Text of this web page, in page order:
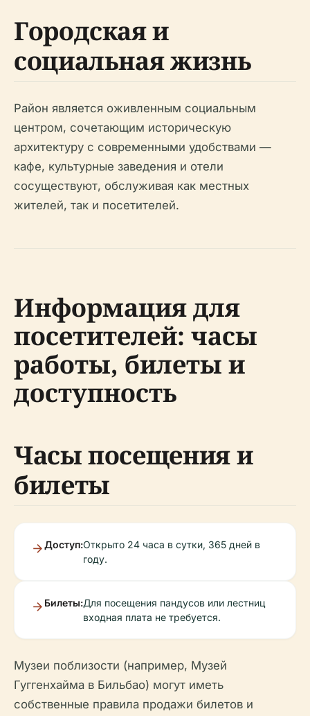
Городская и
социальная жизнь
Район является оживленным социальным
центром, сочетающим историческую
архитектуру с современными удобствами —
кафе, культурные заведения и отели
сосуществуют, обслуживая как местных
жителей, так и посетителей.
Информация для
посетителей: часы
работы, билеты и
доступность
Часы посещения и
билеты
Доступ:Открыто 24 часа в сутки, 365 дней в
году.
Билеты:Для посещения пандусов или лестниц
входная плата не требуется.
Музеи поблизости (например, Музей
Гуггенхайма в Бильбао) могут иметь
собственные правила продажи билетов и